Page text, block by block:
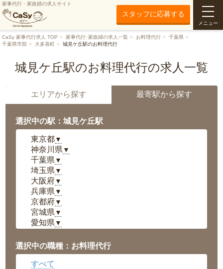
家事代行・家政婦の求人サイト
スタッフに応募する
メニュー
CaSy 家事代行求人 TOP 家事代行･家政婦の求人一覧 お料理代行
千葉県
千葉県市部
大多喜町 城見ケ丘駅のお料理代行
城見ケ丘駅のお料理代行の求人一覧
エリアから探す 最寄駅から探す
選択中の駅：城見ケ丘駅
東京都▼
神奈川県 ▼
千葉県 ▼
埼玉県 ▼
大阪府▼
兵庫県 ▼
京都府▼
宮城県 ▼
愛知県 ▼
岡山県▼
広島県▼
沖縄県
選択中の職種：お料理代行
すべて